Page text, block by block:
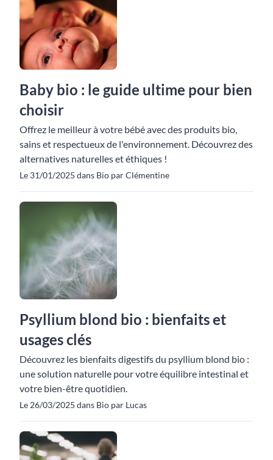
Baby bio : le guide ultime pour bien
choisir
Offrez le meilleur à votre bébé avec des produits bio,
sains et respectueux de l'environnement. Découvrez des
alternatives naturelles et éthiques !
Le 31/01/2025 dans Bio par Clémentine
Psyllium blond bio : bienfaits et
usages clés
Découvrez les bienfaits digestifs du psyllium blond bio :
une solution naturelle pour votre équilibre intestinal et
votre bien-être quotidien.
Le 26/03/2025 dans Bio par Lucas